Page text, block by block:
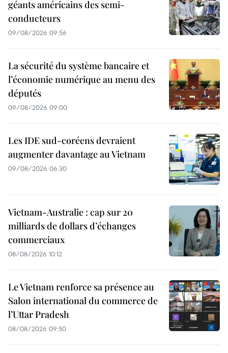
géants américains des semi-
conducteurs
09/08/2026 09:56
La sécurité du système bancaire et
l’économie numérique au menu des
députés
09/08/2026 09:00
Les IDE sud-coréens devraient
augmenter davantage au Vietnam
09/08/2026 06:30
Vietnam-Australie : cap sur 20
milliards de dollars d’échanges
commerciaux
08/08/2026 10:12
Le Vietnam renforce sa présence au
Salon international du commerce de
l’Uttar Pradesh
08/08/2026 09:50